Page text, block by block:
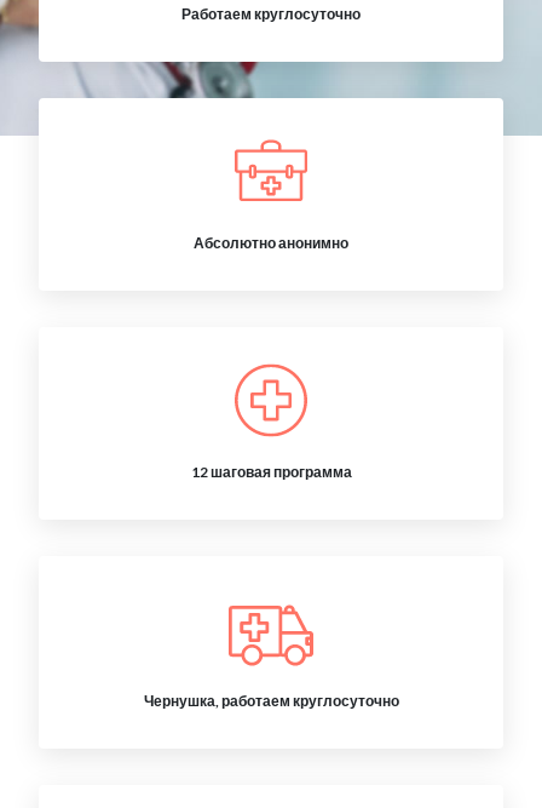
Работаем круглосуточно
Абсолютно анонимно
12 шаговая программа
Чернушка, работаем круглосуточно